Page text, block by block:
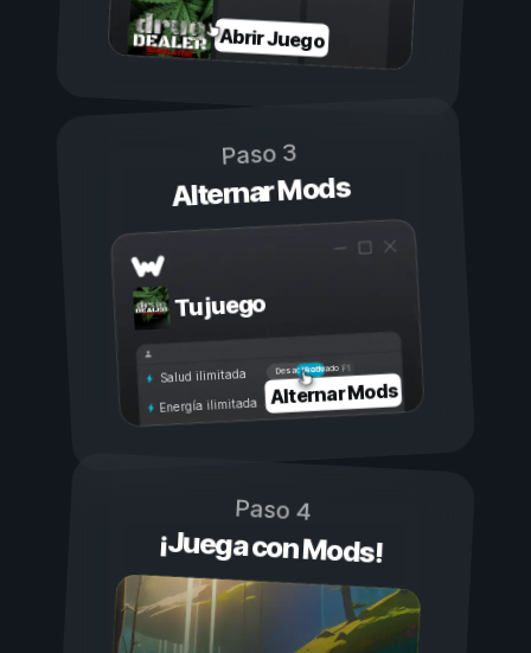
Abrir Juego
Paso 3
Alternar Mods
Tu juego
Activado
Desactivado
Salud ilimitada
Energía ilimitada Alternar Mods
Paso 4
¡Juega con Mods!